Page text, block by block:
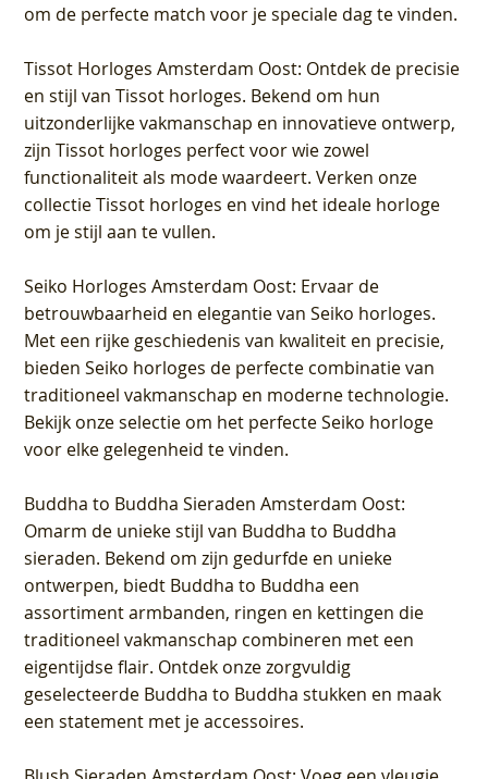
om de perfecte match voor je speciale dag te vinden.
Tissot Horloges Amsterdam Oost: Ontdek de precisie
en stijl van Tissot horloges. Bekend om hun
uitzonderlijke vakmanschap en innovatieve ontwerp,
zijn Tissot horloges perfect voor wie zowel
functionaliteit als mode waardeert. Verken onze
collectie Tissot horloges en vind het ideale horloge
om je stijl aan te vullen.
Seiko Horloges Amsterdam Oost: Ervaar de
betrouwbaarheid en elegantie van Seiko horloges.
Met een rijke geschiedenis van kwaliteit en precisie,
bieden Seiko horloges de perfecte combinatie van
traditioneel vakmanschap en moderne technologie.
Bekijk onze selectie om het perfecte Seiko horloge
voor elke gelegenheid te vinden.
Buddha to Buddha Sieraden Amsterdam Oost:
Omarm de unieke stijl van Buddha to Buddha
sieraden. Bekend om zijn gedurfde en unieke
ontwerpen, biedt Buddha to Buddha een
assortiment armbanden, ringen en kettingen die
traditioneel vakmanschap combineren met een
eigentijdse flair. Ontdek onze zorgvuldig
geselecteerde Buddha to Buddha stukken en maak
een statement met je accessoires.